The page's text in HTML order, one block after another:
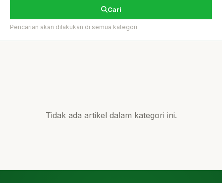
Cari
Pencarian akan dilakukan di semua kategori.
Tidak ada artikel dalam kategori ini.